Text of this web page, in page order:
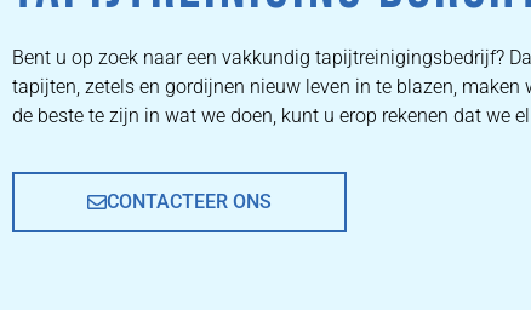
ZETEL
REINIGEN
ZETEL REINIGEN DOOR
Bent u op zoek naar een vakkundig tapijtreinigingsbedrijf?
tapijten, zetels en gordijnen nieuw leven in te blazen,
de beste te zijn in wat we doen, kunt u erop rekenen dat we
CONTACTEER ONS